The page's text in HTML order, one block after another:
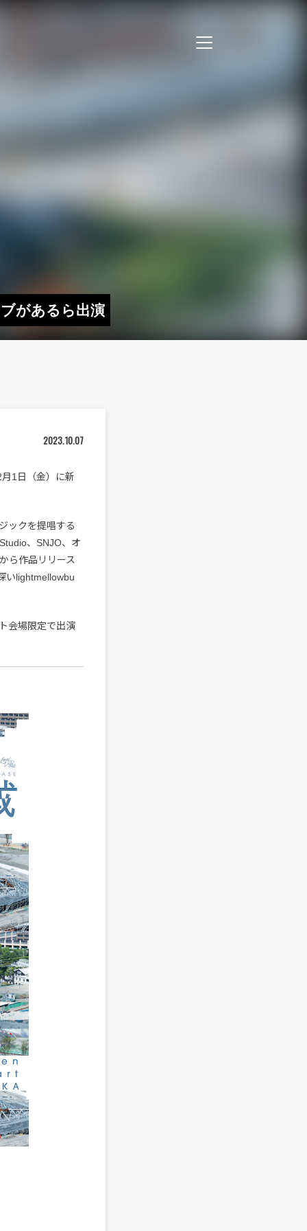
があるら出演
2023.10.07
1日（金）に新
ックを提唱する
、SNJO、オ
ら作品リリース
いlightmellowbu
会場限定で出演